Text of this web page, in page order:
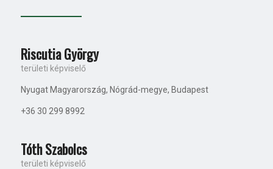
Riscutia György
területi képviselő
Nyugat Magyarország, Nógrád-megye, Budapest
+36 30 299 8992
Tóth Szabolcs
területi képviselő